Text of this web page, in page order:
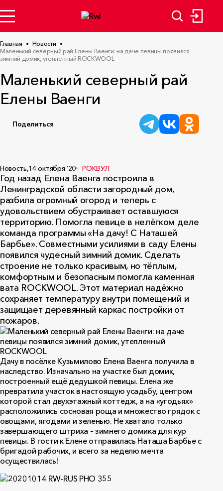
Главная
Новости
Маленький северный рай Елены Ваенги: на даче певицы появился
зимний домик, утепленный ROCKWOOL
Маленький северный рай
Елены Ваенги
Поделиться
Новость,14 октября ‘20 РОКВУЛ
Год назад Елена Ваенга построила в
Ленинградской области загородный дом,
разбила огромный огород и теперь с
удовольствием обустраивает оставшуюся
территорию. Помогла певице в нелёгком деле
команда программы «На дачу! С Наташей
Барбье». Совместными усилиями в саду Елены
появился чудесный зимний домик. Сделать
строение не только красивым, но тёплым,
комфортным и безопасным помогла каменная
вата ROCKWOOL. Этот материал надёжно
сохраняет температуру внутри помещений и
защищает деревянный каркас постройки от
пожаров.
Дачу в посёлке Кузьмилово Елена Ваенга получила в
наследство. Изначально на участке был домик,
построенный ещё дедушкой певицы. Елена же
превратила участок в настоящую усадьбу, центром
которой стал двухэтажный коттедж, а на «угодьях»
расположились сосновая роща и множество грядок с
овощами, ягодами и зеленью. Не хватало только
завершающего штриха – зимнего домика для кур
певицы. В гости к Елене отправилась Наташа Барбье с
бригадой рабочих, и всего за неделю мечта
осуществилась!